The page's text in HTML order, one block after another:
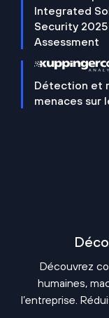
Integrated
Security
Assessment
Détection et
menaces sur
Découvrez
humaines,
l’entreprise.